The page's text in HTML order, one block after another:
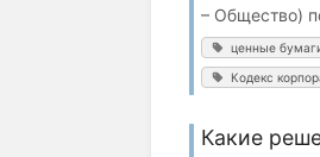
– Общество)
ценные
Кодекс
Какие